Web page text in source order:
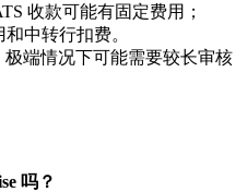
收款可能有固定费用；
中转行扣费。
极端情况下可能需要较长审核
吗？